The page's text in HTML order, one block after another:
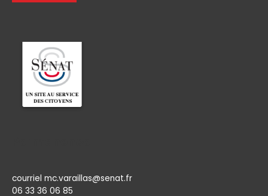
courriel mc.varaillas@senat.fr
06 33 36 06 85